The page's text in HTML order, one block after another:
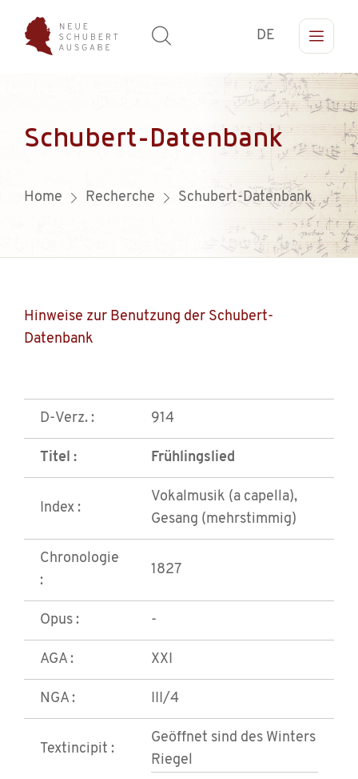
DE
Schubert-Datenbank
Home Recherche Schubert-Datenbank
Hinweise zur Benutzung der Schubert-
Datenbank
D-Verz. : 914
Titel : Frühlingslied
Index :
Vokalmusik (a capella),
Gesang (mehrstimmig)
Chronologie
:
1827
Opus : -
AGA : XXI
NGA : III/4
Textincipit :
Geöffnet sind des Winters
Riegel